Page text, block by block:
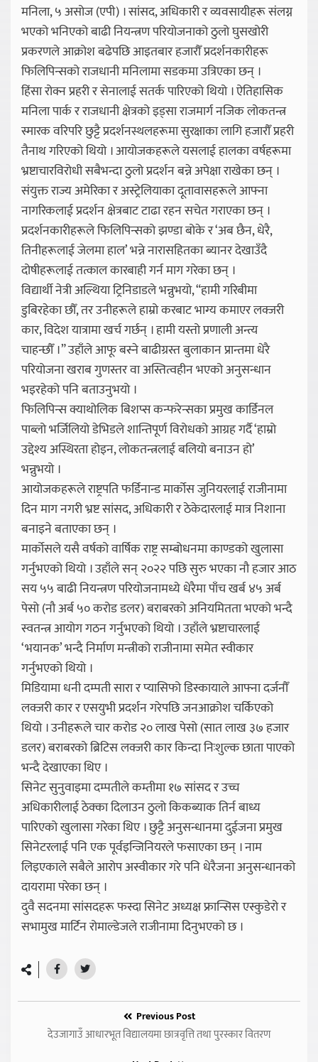
मनिला, ५ असोज (एपी) । सांसद, अधिकारी र व्यवसायीहरू संलग्न
भएको भनिएको बाढी नियन्त्रण परियोजनाको ठुलो घुसखोरी
प्रकरणले आक्रोश बढेपछि आइतबार हजारौँ प्रदर्शनकारीहरू
फिलिपिन्सको राजधानी मनिलामा सडकमा उत्रिएका छन् ।
हिंसा रोक्न प्रहरी र सेनालाई सतर्क पारिएको थियो । ऐतिहासिक
मनिला पार्क र राजधानी क्षेत्रको इड्सा राजमार्ग नजिक लोकतन्त्र
स्मारक वरिपरि छुट्टै प्रदर्शनस्थलहरूमा सुरक्षाका लागि हजारौँ प्रहरी
तैनाथ गरिएको थियो । आयोजकहरूले यसलाई हालका वर्षहरूमा
भ्रष्टाचारविरोधी सबैभन्दा ठुलो प्रदर्शन बन्ने अपेक्षा राखेका छन् ।
संयुक्त राज्य अमेरिका र अस्ट्रेलियाका दूतावासहरूले आफ्ना
नागरिकलाई प्रदर्शन क्षेत्रबाट टाढा रहन सचेत गराएका छन् ।
प्रदर्शनकारीहरूले फिलिपिन्सको झण्डा बोके र ‘अब छैन, धेरै,
तिनीहरूलाई जेलमा हाल’ भन्ने नारासहितका ब्यानर देखाउँदै
दोषीहरूलाई तत्काल कारबाही गर्न माग गरेका छन् ।
विद्यार्थी नेत्री अल्थिया ट्रिनिडाडले भन्नुभयो, “हामी गरिबीमा
डुबिरहेका छौँ, तर उनीहरूले हाम्रो करबाट भाग्य कमाएर लक्जरी
कार, विदेश यात्रामा खर्च गर्छन् । हामी यस्तो प्रणाली अन्त्य
चाहन्छौँ ।” उहाँले आफू बस्ने बाढीग्रस्त बुलाकान प्रान्तमा धेरै
परियोजना खराब गुणस्तर वा अस्तित्वहीन भएको अनुसन्धान
भइरहेको पनि बताउनुभयो ।
फिलिपिन्स क्याथोलिक बिशप्स कन्फरेन्सका प्रमुख कार्डिनल
पाब्लो भर्जिलियो डेभिडले शान्तिपूर्ण विरोधको आग्रह गर्दै ‘हाम्रो
उद्देश्य अस्थिरता होइन, लोकतन्त्रलाई बलियो बनाउन हो’
भन्नुभयो ।
आयोजकहरूले राष्ट्रपति फर्डिनान्ड मार्कोस जुनियरलाई राजीनामा
दिन माग नगरी भ्रष्ट सांसद, अधिकारी र ठेकेदारलाई मात्र निशाना
बनाइने बताएका छन् ।
मार्कोसले यसै वर्षको वार्षिक राष्ट्र सम्बोधनमा काण्डको खुलासा
गर्नुभएको थियो । उहाँले सन् २०२२ पछि सुरु भएका नौ हजार आठ
सय ५५ बाढी नियन्त्रण परियोजनामध्ये धेरैमा पाँच खर्ब ४५ अर्ब
पेसो (नौ अर्ब ५० करोड डलर) बराबरको अनियमितता भएको भन्दै
स्वतन्त्र आयोग गठन गर्नुभएको थियो । उहाँले भ्रष्टाचारलाई
‘भयानक’ भन्दै निर्माण मन्त्रीको राजीनामा समेत स्वीकार
गर्नुभएको थियो ।
मिडियामा धनी दम्पती सारा र प्यासिफो डिस्कायाले आफ्ना दर्जनौँ
लक्जरी कार र एसयुभी प्रदर्शन गरेपछि जनआक्रोश चर्किएको
थियो । उनीहरूले चार करोड २० लाख पेसो (सात लाख ३७ हजार
डलर) बराबरको ब्रिटिस लक्जरी कार किन्दा निःशुल्क छाता पाएको
भन्दै देखाएका थिए ।
सिनेट सुनुवाइमा दम्पतीले कम्तीमा १७ सांसद र उच्च
अधिकारीलाई ठेक्का दिलाउन ठुलो किकब्याक तिर्न बाध्य
पारिएको खुलासा गरेका थिए । छुट्टै अनुसन्धानमा दुईजना प्रमुख
सिनेटरलाई पनि एक पूर्वइन्जिनियरले फसाएका छन् । नाम
लिइएकाले सबैले आरोप अस्वीकार गरे पनि धेरैजना अनुसन्धानको
दायरामा परेका छन् ।
दुवै सदनमा सांसदहरू फस्दा सिनेट अध्यक्ष फ्रान्सिस एस्कुडेरो र
सभामुख मार्टिन रोमाल्डेजले राजीनामा दिनुभएको छ ।
Previous Post
देउजागाउँ आधारभूत विद्यालयमा छात्रवृत्ति तथा पुरस्कार वितरण